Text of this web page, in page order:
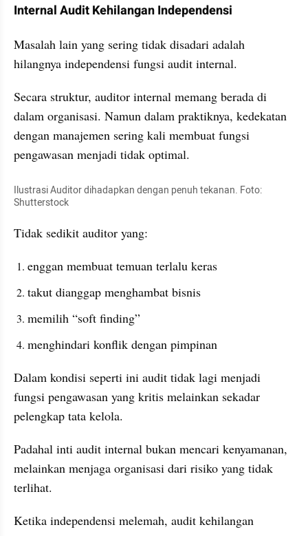
Internal Audit Kehilangan Independensi
Masalah lain yang sering tidak disadari adalah
hilangnya independensi fungsi audit internal.
Secara struktur, auditor internal memang berada di
dalam organisasi. Namun dalam praktiknya, kedekatan
dengan manajemen sering kali membuat fungsi
pengawasan menjadi tidak optimal.
Ilustrasi Auditor dihadapkan dengan penuh tekanan. Foto:
Shutterstock
Tidak sedikit auditor yang:
enggan membuat temuan terlalu keras
takut dianggap menghambat bisnis
memilih “soft finding”
menghindari konflik dengan pimpinan
Dalam kondisi seperti ini audit tidak lagi menjadi
fungsi pengawasan yang kritis melainkan sekadar
pelengkap tata kelola.
Padahal inti audit internal bukan mencari kenyamanan,
melainkan menjaga organisasi dari risiko yang tidak
terlihat.
Ketika independensi melemah, audit kehilangan